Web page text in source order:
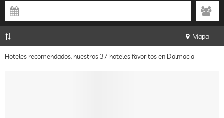
Mapa
Hoteles recomendados: nuestros 37 hoteles favoritos en Dalmacia